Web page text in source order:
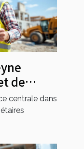
de
centrale dans